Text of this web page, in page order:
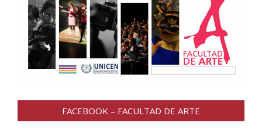
FACEBOOK – FACULTAD DE ARTE